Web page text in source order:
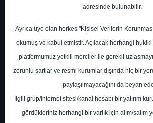
adresinde bulunabilir.
Ayrıca üye olan herkes "Kişisel Verilerin
okumuş ve kabul etmiştir. Açılacak herhangi
platformumuz yetkili merciler ile gerekli
zorunlu şartlar ve resmi kurumlar dışında hiç bir
paylaşılmayacağını da beyan
İlgili grup/internet sitesi/kanal hesabı bir yatırım
gördükleriniz herhangi bir varlık için alım/satım